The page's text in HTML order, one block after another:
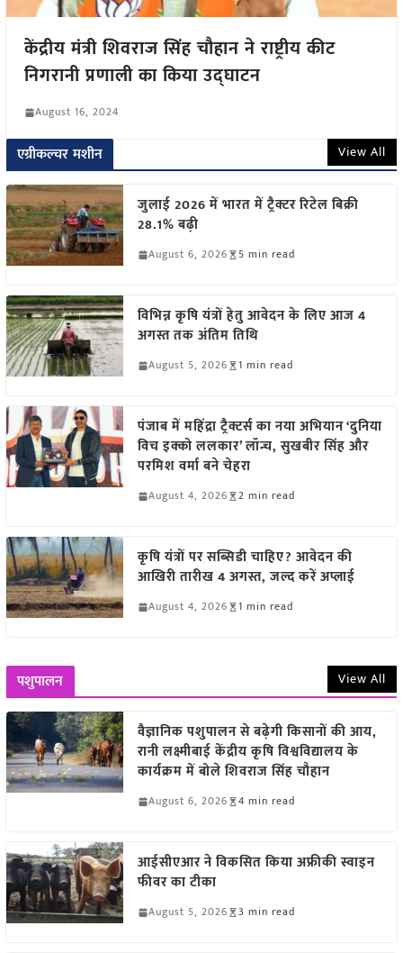
केंद्रीय मंत्री शिवराज सिंह चौहान ने राष्ट्रीय कीट
निगरानी प्रणाली का किया उद्घाटन
August 16, 2024
एग्रीकल्चर मशीन View All
जुलाई 2026 में भारत में ट्रैक्टर रिटेल बिक्री
28.1% बढ़ी
August 6, 2026 5 min read
विभिन्न कृषि यंत्रों हेतु आवेदन के लिए आज 4
अगस्त तक अंतिम तिथि
August 5, 2026 1 min read
पंजाब में महिंद्रा ट्रैक्टर्स का नया अभियान ‘दुनिया
विच इक्को ललकार’ लॉन्च, सुखबीर सिंह और
परमिश वर्मा बने चेहरा
August 4, 2026 2 min read
कृषि यंत्रों पर सब्सिडी चाहिए? आवेदन की
आखिरी तारीख 4 अगस्त, जल्द करें अप्लाई
August 4, 2026 1 min read
पशुपालन View All
वैज्ञानिक पशुपालन से बढ़ेगी किसानों की आय,
रानी लक्ष्मीबाई केंद्रीय कृषि विश्वविद्यालय के
कार्यक्रम में बोले शिवराज सिंह चौहान
August 6, 2026 4 min read
आईसीएआर ने विकसित किया अफ्रीकी स्वाइन
फीवर का टीका
August 5, 2026 3 min read